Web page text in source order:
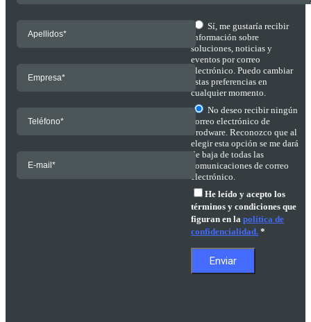
Sí, me gustaría recibir
información sobre
soluciones, noticias y
eventos por correo
electrónico. Puedo cambiar
estas preferencias en
cualquier momento.
No deseo recibir ningún
correo electrónico de
Prodware. Reconozco que al
elegir esta opción se me dará
de baja de todas las
comunicaciones de correo
electrónico.
He leído y acepto los
términos y condiciones que
figuran en lapolítica de
confidencialidad. *